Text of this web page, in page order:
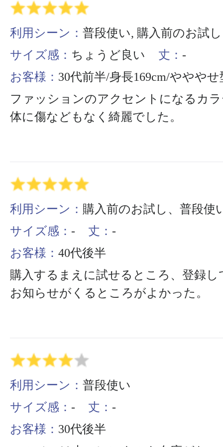
利用シーン： 普段使い, 購入前のお試し
サイズ感： ちょうど良い 丈： -
お客様： 30代前半/身長169cm/やややせ
ファッションのアクセントになるカ
体に傷などもなく綺麗でした。
利用シーン： 購入前のお試し、普段使
サイズ感： - 丈： -
お客様： 40代後半
購入するまえに試せるところ、登録
お知らせがくるところがよかった。
利用シーン： 普段使い
サイズ感： - 丈： -
お客様： 30代後半